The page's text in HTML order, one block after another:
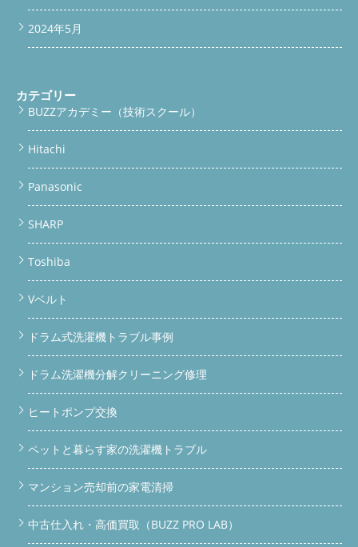
2024年5月
カテゴリー
BUZZアカデミー（技術スクール）
Hitachi
Panasonic
SHARP
Toshiba
Vベルト
ドラム式洗濯機トラブル事例
ドラム洗濯機分解クリーニング修理
ヒートポンプ交換
ペットと暮らす家の洗濯機トラブル
マンション売却前の家電清掃
中古仕入れ・高価買取（BUZZ PRO LAB）